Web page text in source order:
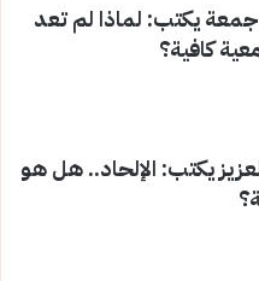
يكتب: لماذا لم تعد
كافية؟
يكتب: الإلحاد.. هل هو